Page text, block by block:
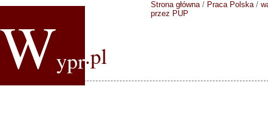
Wypr.pl
Strona główna/ Praca Polska/
przez PUP